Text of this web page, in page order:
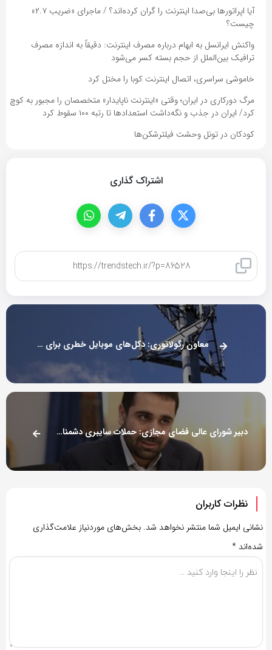
آیا اپراتورها بی‌صدا اینترنت را گران کرده‌اند؟ / ماجرای «ضریب ۲.۷»
چیست؟
واکنش ایرانسل به ابهام درباره مصرف اینترنت: دقیقاً به اندازه مصرف
ترافیک بین‌الملل از حجم بسته کسر می‌شود
خاموشی سراسری، اتصال اینترنت کوبا را مختل کرد
مرگ دورکاری در ایران؛ وقتی «اینترنت ناپایدار» متخصصان را مجبور به کوچ
کرد/ ایران در جذب و نگه‌داشت استعدادها تا رتبه ۱۰۰ سقوط کرد
کودکان در تونل وحشت فیلترشکن‌ها
اشتراک گذاری
معاون رگولاتوری: دکل‌های موبایل خطری برای سلامتی ندارند
دبیر شورای عالی فضای مجازی: حملات سایبری دشمنان هنوز ادامه دارد
نظرات کاربران
نشانی ایمیل شما منتشر نخواهد شد. بخش‌های موردنیاز علامت‌گذاری
شده‌اند *